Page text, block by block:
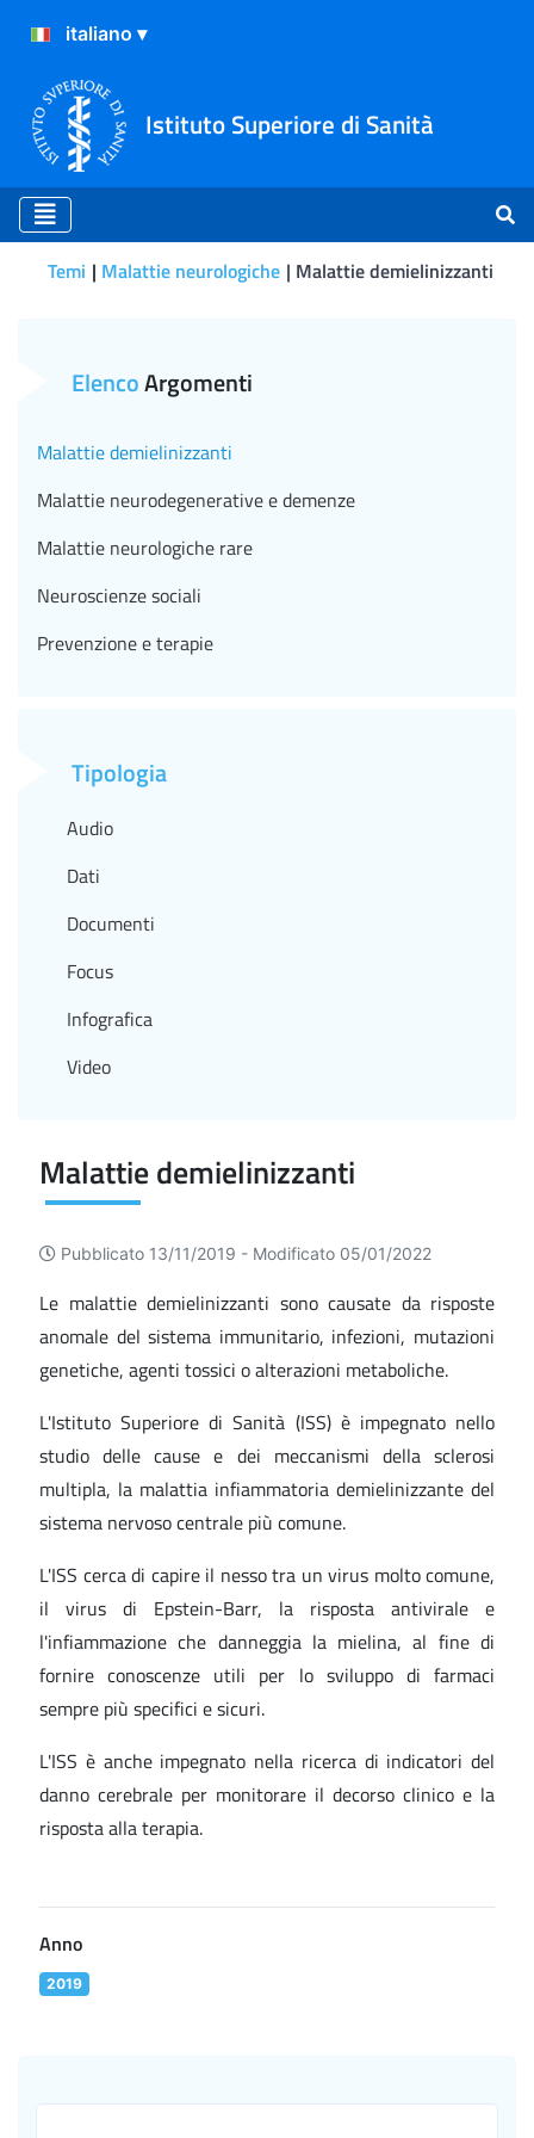
Istituto Superiore di Sanità
Temi Malattie neurologiche Malattie demielinizzanti
Malattie demielinizzanti
Pubblicato 13/11/2019 - Modificato 05/01/2022
Le malattie demielinizzanti sono causate da risposte
anomale del sistema immunitario, infezioni, mutazioni
genetiche, agenti tossici o alterazioni metaboliche.
L'Istituto Superiore di Sanità (ISS) è impegnato nello
studio delle cause e dei meccanismi della sclerosi
multipla, la malattia infiammatoria demielinizzante del
sistema nervoso centrale più comune.
L'ISS cerca di capire il nesso tra un virus molto comune,
il virus di Epstein-Barr, la risposta antivirale e
l'infiammazione che danneggia la mielina, al fine di
fornire conoscenze utili per lo sviluppo di farmaci
sempre più specifici e sicuri.
L'ISS è anche impegnato nella ricerca di indicatori del
danno cerebrale per monitorare il decorso clinico e la
risposta alla terapia.
Anno
2019
ElencoArgomenti
Malattie demielinizzanti
Malattie neurodegenerative e demenze
Malattie neurologiche rare
Neuroscienze sociali
Prevenzione e terapie
Tipologia
Audio
Dati
Documenti
Focus
Infografica
Video